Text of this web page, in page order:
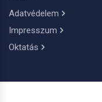
Adatvédelem
Impresszum
Oktatás